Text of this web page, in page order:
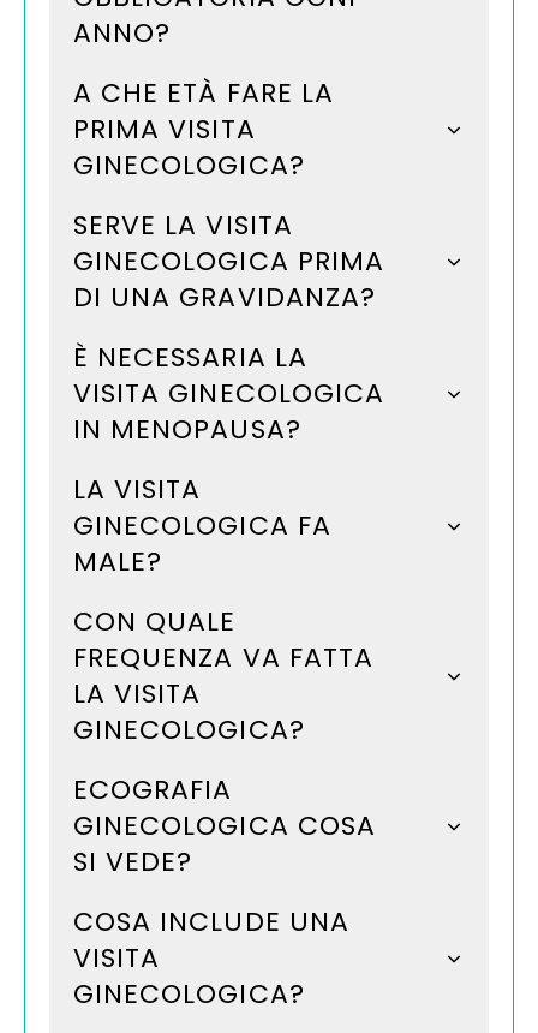
ANNO?
A CHE ETÀ FARE LA
PRIMA VISITA
GINECOLOGICA?
SERVE LA VISITA
GINECOLOGICA PRIMA
DI UNA GRAVIDANZA?
È NECESSARIA LA
VISITA GINECOLOGICA
IN MENOPAUSA?
LA VISITA
GINECOLOGICA FA
MALE?
CON QUALE
FREQUENZA VA FATTA
LA VISITA
GINECOLOGICA?
ECOGRAFIA
GINECOLOGICA COSA
SI VEDE?
COSA INCLUDE UNA
VISITA
GINECOLOGICA?